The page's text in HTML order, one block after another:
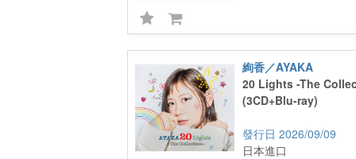
絢香／AYAKA
20 Lights -The
(3CD+Blu-ray)
2026/09/09
日本進口